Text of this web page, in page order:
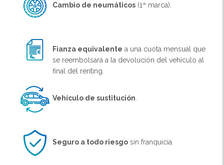
Cambio de neumáticos (1ª marca).
Fianza equivalente a una cuota mensual que
se reembolsará a la devolución del vehículo al
final del renting.
Vehículo de sustitución
Seguro a todo riesgo sin franquicia.